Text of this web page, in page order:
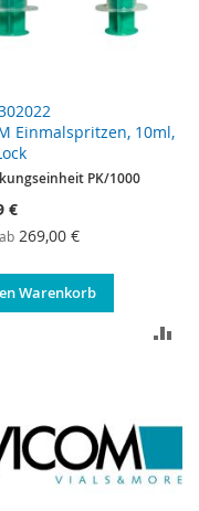
Einmalspritzen, 10ml,
PK/1000
€
269,00 €
Warenkorb
WUNSCHLISTE